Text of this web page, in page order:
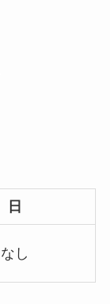
日
なし